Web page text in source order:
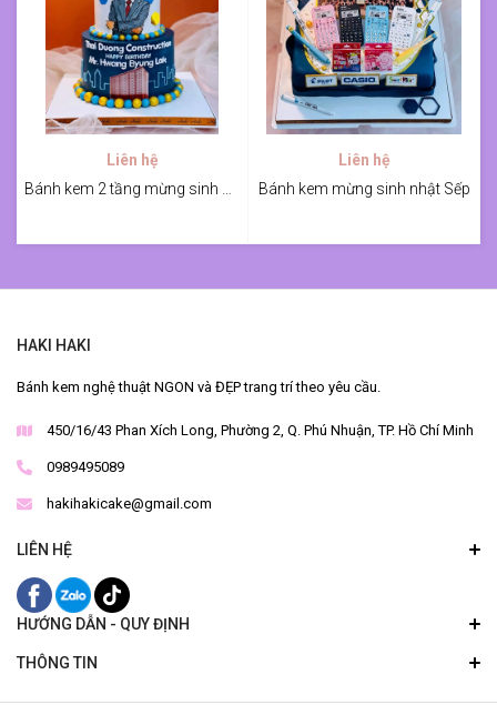
Liên hệ
Liên hệ
Bánh kem mừng sinh nhật Sếp
HAKI HAKI
Bánh kem nghệ thuật NGON và ĐẸP trang trí theo yêu cầu.
450/16/43 Phan Xích Long, Phường 2, Q. Phú Nhuận, TP. Hồ Chí Minh
0989495089
hakihakicake@gmail.com
LIÊN HỆ
HƯỚNG DẪN - QUY ĐỊNH
THÔNG TIN